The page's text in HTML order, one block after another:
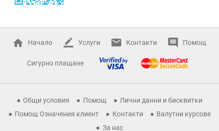
Начало Услуги Контакти Помощ
Сигурно плащане
Общи условия Помощ
Лични данни и бисквитки
Помощ Означения клиент
Контакти
Валутни курсове
За нас